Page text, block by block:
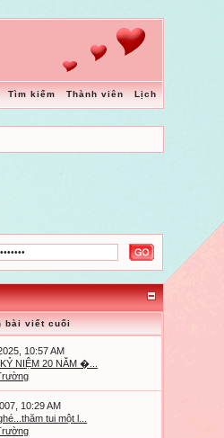
Tìm kiếm Thành viên Lịch
bài viết cuối
10:57 AM
NIỆM 20 NĂM �...
10:29 AM
tui một l...